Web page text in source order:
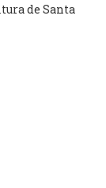
de Santa